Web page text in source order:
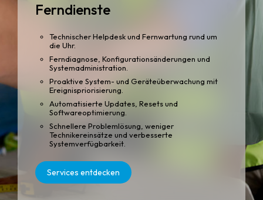
Ferndienste
Technischer Helpdesk und Fernwartung rund um
die Uhr.
Ferndiagnose, Konfigurationsänderungen und
Systemadministration.
Proaktive System- und Geräteüberwachung mit
Ereignispriorisierung.
Automatisierte Updates, Resets und
Softwareoptimierung.
Schnellere Problemlösung, weniger
Technikereinsätze und verbesserte
Systemverfügbarkeit.
Services entdecken